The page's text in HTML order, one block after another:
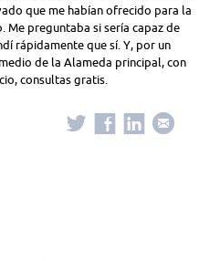
que me habían ofrecido para la
preguntaba si sería capaz de
rápidamente que sí. Y, por un
de la Alameda principal, con
consultas gratis.